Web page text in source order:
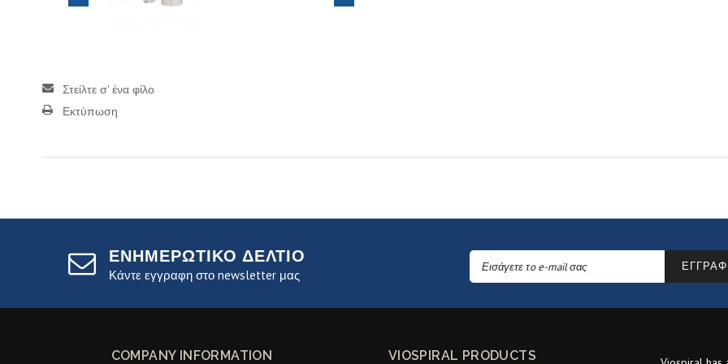
Στείλτε σ' ένα φίλο
Εκτύπωση
ΕΝΗΜΕΡΩΤΙΚΟ ΔΕΛΤΙΟ
Κάντε εγγραφη στο newsletter μας
COMPANY INFORMATION VIOSPIRAL PRODUCTS